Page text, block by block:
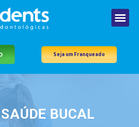
Seja um Franqueado
BUCAL